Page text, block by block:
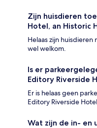
Zijn huisdieren
Hotel, an Historic
Helaas zijn
wel welkom.
Is er
Editory Riverside
Er is helaas geen
Editory Riverside
Wat zijn de in- en